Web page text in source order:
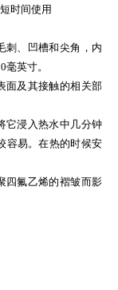
时间使用
刺、凹槽和尖角，内
毫英寸。
面及其接触的相关部
它浸入热水中几分钟
容易。在热的时候安
四氟乙烯的褶皱而影